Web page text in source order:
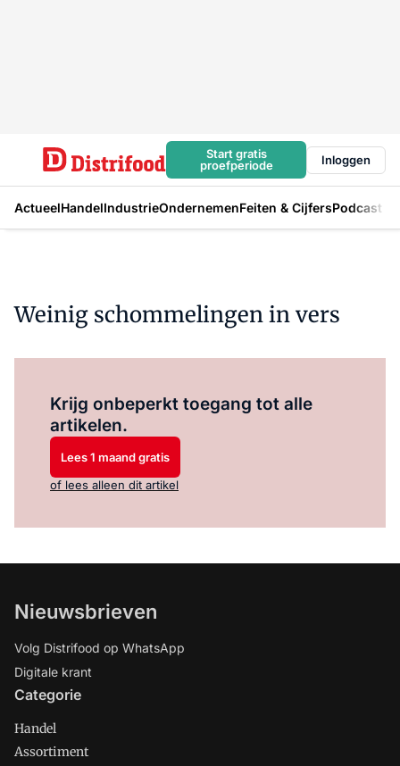
Start gratis
proefperiode
Inloggen
ActueelHandelIndustrieOndernemenFeiten & CijfersPodcast
Weinig schommelingen in vers
Krijg onbeperkt toegang tot alle
artikelen.
Lees 1 maand gratis
of lees alleen dit artikel
Nieuwsbrieven
Volg Distrifood op WhatsApp
Digitale krant
Categorie
Handel
Assortiment